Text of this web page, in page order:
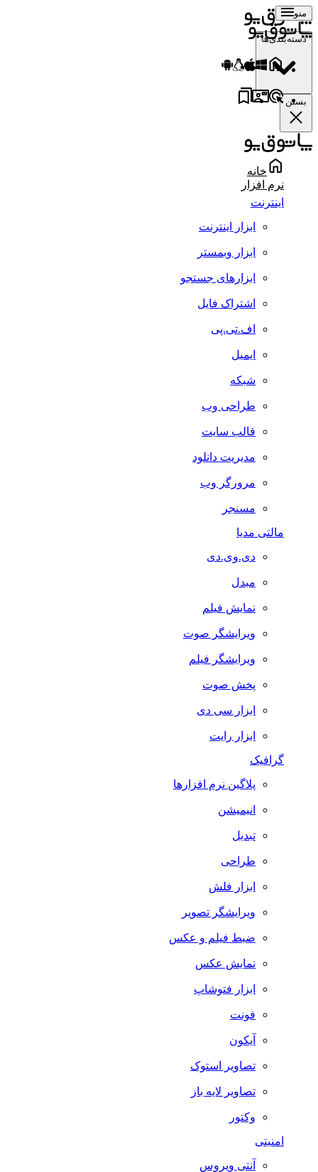
منو
دسته‌بندی‌ها
بستن
خانه
نرم افزار
اینترنت
ابزار اینترنت
ابزار وبمستر
ابزارهای جستجو
اشتراک فایل
اف.تی.پی
ایمیل
شبکه
طراحی وب
قالب سایت
مدیریت دانلود
مرورگر وب
مسنجر
مالتی مدیا
دی.وی.دی
مبدل
نمایش فیلم
ویرایشگر صوت
ویرایشگر فیلم
پخش صوت
ابزار سی دی
ابزار رایت
گرافیک
پلاگین نرم افزارها
انیمیشن
تبدیل
طراحی
ابزار فلش
ویرایشگر تصویر
ضبط فيلم و عكس
نمایش عکس
ابزار فتوشاپ
فونت
آیکون
تصاویر استوک
تصاویر لایه باز
وکتور
امنیتی
آنتی ویروس